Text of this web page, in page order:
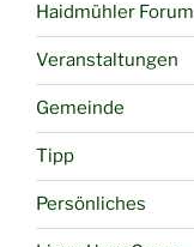
Haidmühler Forum
Veranstaltungen
Gemeinde
Tipp
Persönliches